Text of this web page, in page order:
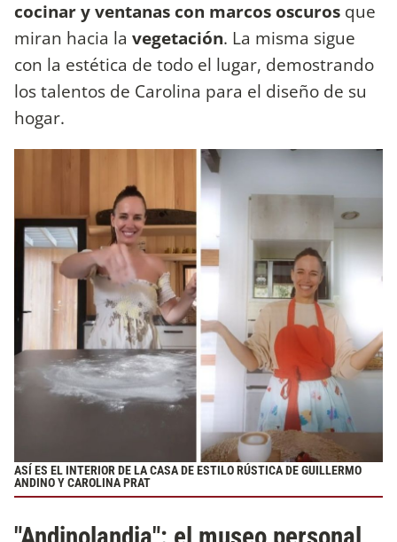
cocinar y ventanas con marcos oscuros que
miran hacia la vegetación. La misma sigue
con la estética de todo el lugar, demostrando
los talentos de Carolina para el diseño de su
hogar.
ASÍ ES EL INTERIOR DE LA CASA DE ESTILO RÚSTICA DE GUILLERMO
ANDINO Y CAROLINA PRAT